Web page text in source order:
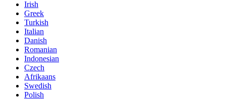
Irish
Greek
Turkish
Italian
Danish
Romanian
Indonesian
Czech
Afrikaans
Swedish
Polish